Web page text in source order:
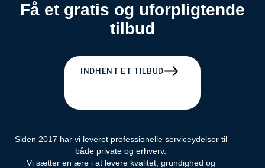
Få et gratis og uforpligtende
tilbud
INDHENT ET TILBUD
Siden 2017 har vi leveret professionelle serviceydelser til
både private og erhverv.
Vi sætter en ære i at levere kvalitet, grundighed og